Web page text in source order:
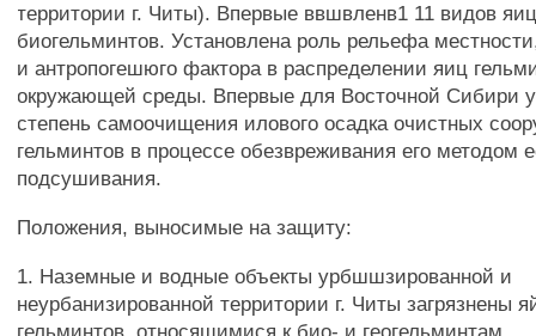
территории г. Читы). Впервые ввшвленв1 11 видов
биогельминтов. Установлена роль рельефа
и антропогешюго фактора в распределении яиц
окружающей среды. Впервые для Восточной Сибири
степень самоочищения илового осадка очистных
гельминтов в процессе обезвреживания его методом
подсушивания.
Положения, выносимые на защиту:
1. Наземные и водные объекты урбшшзированной и
неурбанизированной территории г. Читы загрязнены
гельминтов, относящимися к био- и геогельминтам.